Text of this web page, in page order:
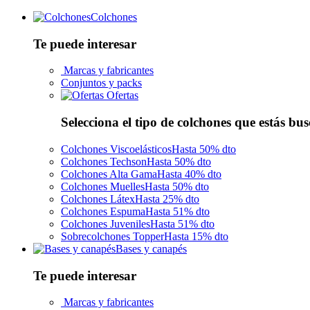
Colchones
Te puede interesar
Marcas y fabricantes
Conjuntos y packs
Ofertas
Selecciona el tipo de colchones que estás
Colchones ViscoelásticosHasta 50% dto
Colchones TechsonHasta 50% dto
Colchones Alta GamaHasta 40% dto
Colchones MuellesHasta 50% dto
Colchones LátexHasta 25% dto
Colchones EspumaHasta 51% dto
Colchones JuvenilesHasta 51% dto
Sobrecolchones TopperHasta 15% dto
Bases y canapés
Te puede interesar
Marcas y fabricantes